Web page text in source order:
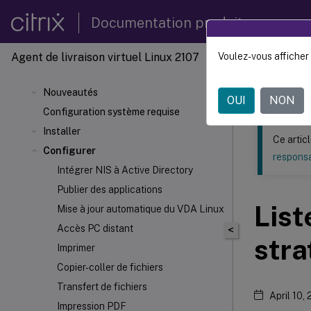
Documentation produit
Agent de livraison virtuel Linux 2107
Nouveautés
Configuration système requise
Installer
Configurer
Intégrer NIS à Active Directory
Publier des applications
Mise à jour automatique du VDA Linux
Accès PC distant
Imprimer
Copier-coller de fichiers
Transfert de fichiers
Impression PDF
Ce contenu a
Agent
<
Ce
April 10,
Voulez-vous
OUI NON